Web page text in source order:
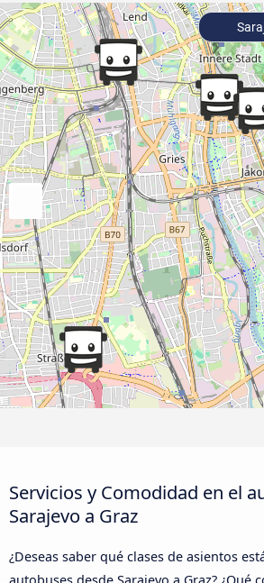
Servicios y Comodidad en el
Sarajevo a Graz
¿Deseas saber qué clases de asientos
autobuses desde Sarajevo a Graz? ¿Qué